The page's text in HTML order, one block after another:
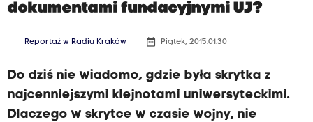
dokumentami fundacyjnymi UJ?
Reportaż w Radiu Kraków date_range Piątek, 2015.01.30
Do dziś nie wiadomo, gdzie była skrytka z
najcenniejszymi klejnotami uniwersyteckimi.
Dlaczego w skrytce w czasie wojny, nie